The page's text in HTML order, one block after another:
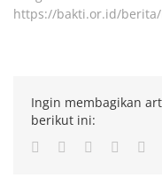
https://bakti.or.id/
Ingin membagikan
berikut ini:
Facebook
TwitterLinkedIn